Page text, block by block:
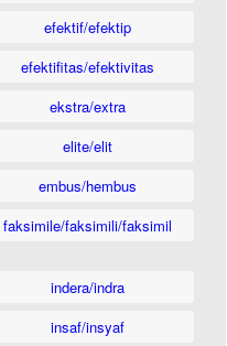
efektif/efektip
efektifitas/efektivitas
ekstra/extra
elite/elit
embus/hembus
faksimile/faksimili/faksimil
indera/indra
insaf/insyaf